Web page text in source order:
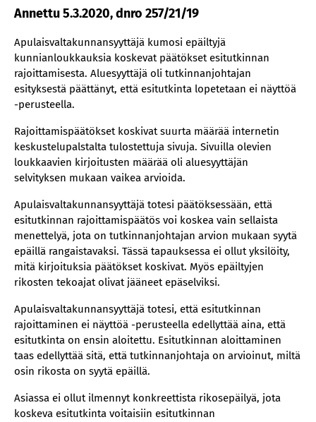
Annettu 5.3.2020, dnro 257/21/19
Apulaisvaltakunnansyyttäjä kumosi epäiltyjä
kunnianloukkauksia koskevat päätökset esitutkinnan
rajoittamisesta. Aluesyyttäjä oli tutkinnanjohtajan
esityksestä päättänyt, että esitutkinta lopetetaan ei näyttöä
-perusteella.
Rajoittamispäätökset koskivat suurta määrää internetin
keskustelupalstalta tulostettuja sivuja. Sivuilla olevien
loukkaavien kirjoitusten määrää oli aluesyyttäjän
selvityksen mukaan vaikea arvioida.
Apulaisvaltakunnansyyttäjä totesi päätöksessään, että
esitutkinnan rajoittamispäätös voi koskea vain sellaista
menettelyä, jota on tutkinnanjohtajan arvion mukaan syytä
epäillä rangaistavaksi. Tässä tapauksessa ei ollut yksilöity,
mitä kirjoituksia päätökset koskivat. Myös epäiltyjen
rikosten tekoajat olivat jääneet epäselviksi.
Apulaisvaltakunnansyyttäjä totesi, että esitutkinnan
rajoittaminen ei näyttöä -perusteella edellyttää aina, että
esitutkinta on ensin aloitettu. Esitutkinnan aloittaminen
taas edellyttää sitä, että tutkinnanjohtaja on arvioinut, miltä
osin rikosta on syytä epäillä.
Asiassa ei ollut ilmennyt konkreettista rikosepäilyä, jota
koskeva esitutkinta voitaisiin esitutkinnan